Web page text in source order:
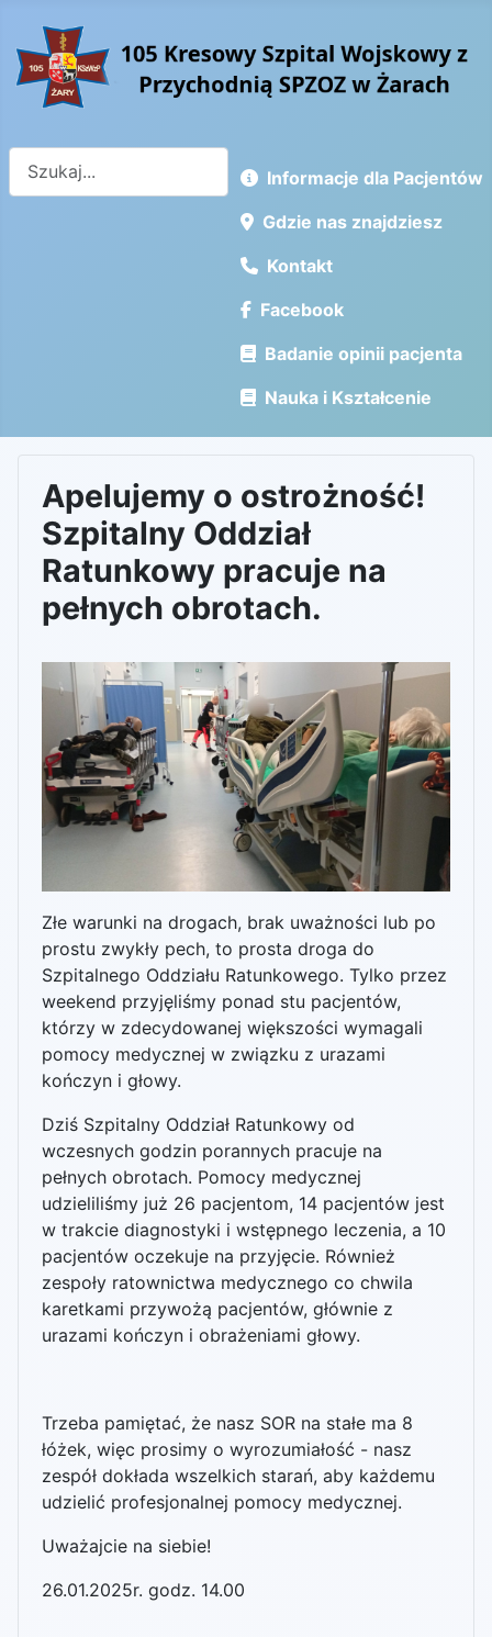
Informacje dla Pacjentów
Gdzie nas znajdziesz
Kontakt
Facebook
Badanie opinii pacjenta
Nauka i Kształcenie
Apelujemy o ostrożność!
Szpitalny Oddział
Ratunkowy pracuje na
pełnych obrotach.
Złe warunki na drogach, brak uważności lub po
prostu zwykły pech, to prosta droga do
Szpitalnego Oddziału Ratunkowego. Tylko przez
weekend przyjęliśmy ponad stu pacjentów,
którzy w zdecydowanej większości wymagali
pomocy medycznej w związku z urazami
kończyn i głowy.
Dziś Szpitalny Oddział Ratunkowy od
wczesnych godzin porannych pracuje na
pełnych obrotach. Pomocy medycznej
udzieliliśmy już 26 pacjentom, 14 pacjentów jest
w trakcie diagnostyki i wstępnego leczenia, a 10
pacjentów oczekuje na przyjęcie. Również
zespoły ratownictwa medycznego co chwila
karetkami przywożą pacjentów, głównie z
urazami kończyn i obrażeniami głowy.
Trzeba pamiętać, że nasz SOR na stałe ma 8
łóżek, więc prosimy o wyrozumiałość - nasz
zespół dokłada wszelkich starań, aby każdemu
udzielić profesjonalnej pomocy medycznej.
Uważajcie na siebie!
26.01.2025r. godz. 14.00